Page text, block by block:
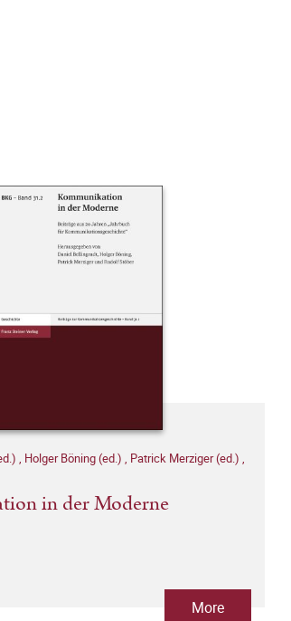
, Holger Böning (ed.) , Patrick Merziger (ed.) ,
in der Moderne
More